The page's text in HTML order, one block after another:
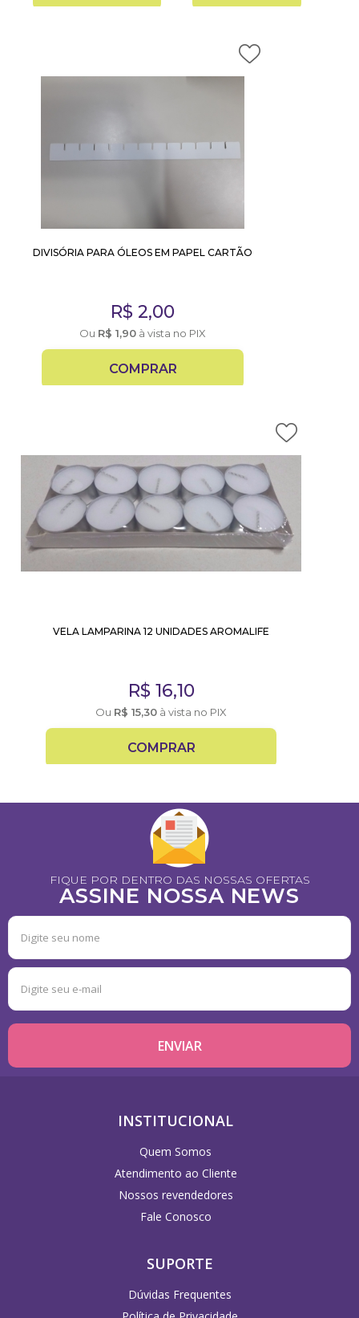
DIVISÓRIA PARA ÓLEOS EM PAPEL CARTÃO
R$ 2,00
Ou R$ 1,90 à vista no PIX
COMPRAR
VELA LAMPARINA 12 UNIDADES AROMALIFE
R$ 16,10
Ou R$ 15,30 à vista no PIX
COMPRAR
FIQUE POR DENTRO DAS NOSSAS OFERTAS
ASSINE NOSSA NEWS
INSTITUCIONAL
Quem Somos
Atendimento ao Cliente
Nossos revendedores
Fale Conosco
SUPORTE
Dúvidas Frequentes